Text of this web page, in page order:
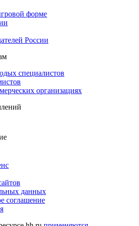
форме
России
специалистов
организациях
данных
соглашение